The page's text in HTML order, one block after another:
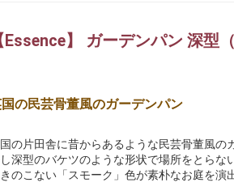
Essence】 ガーデンパン 深型
の民芸骨董風のガーデンパン
の片田舎に昔からあるような民芸骨董風の
深型のバケツのような形状で場所をとらな
のこない「スモーク」色が素朴なお庭を演